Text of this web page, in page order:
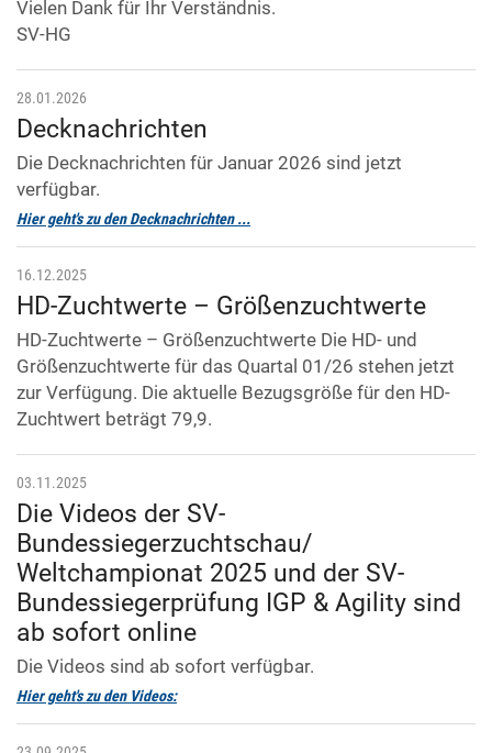
Vielen Dank für Ihr Verständnis.
SV-HG
28.01.2026
Decknachrichten
Die Decknachrichten für Januar 2026 sind jetzt
verfügbar.
Hier geht's zu den Decknachrichten ...
16.12.2025
HD-Zuchtwerte – Größenzuchtwerte
HD-Zuchtwerte – Größenzuchtwerte Die HD- und
Größenzuchtwerte für das Quartal 01/26 stehen jetzt
zur Verfügung. Die aktuelle Bezugsgröße für den HD-
Zuchtwert beträgt 79,9.
03.11.2025
Die Videos der SV-
Bundessiegerzuchtschau/
Weltchampionat 2025 und der SV-
Bundessiegerprüfung IGP & Agility sind
ab sofort online
Die Videos sind ab sofort verfügbar.
Hier geht's zu den Videos: